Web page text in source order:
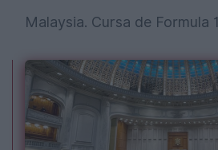
Malaysia. Cursa de Formula